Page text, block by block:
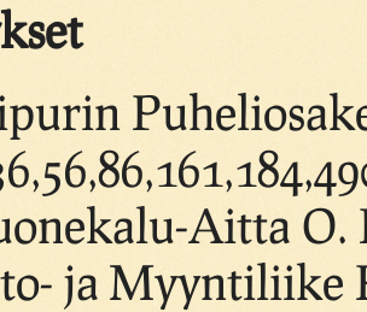
Aitta O.
ja Myyntiliike